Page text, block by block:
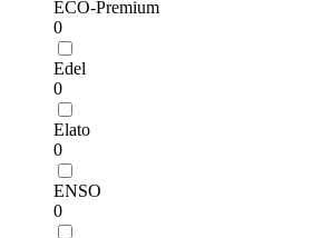
ECO-Premium
0
Edel
0
Elato
0
ENSO
0